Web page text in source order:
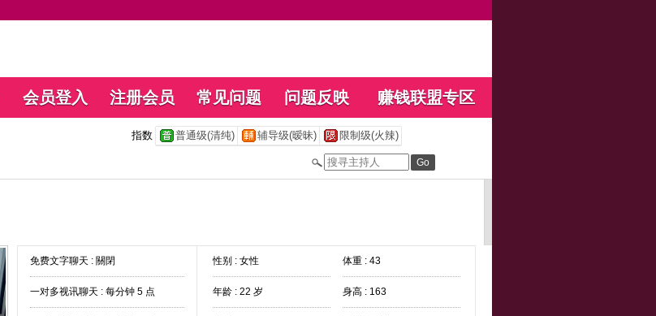
会员登入 注册会员 常见问题 问题反映 赚钱联盟专区
指数 普通级(清纯) 辅导级(暧昧) 限制级(火辣)
免费文字聊天 : 關閉
一对多视讯聊天 : 每分钟 5 点
性别 : 女性 体重 : 43
年龄 : 22 岁 身高 : 163